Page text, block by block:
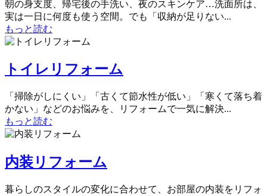
朝の身支度、帰宅後の手洗い、夜のスキンケア…洗面所は、
実は一日に何度も使う空間。でも「収納が足りない...
もっと読む
トイレリフォーム
「掃除がしにくい」「古くて節水性が低い」「寒くて落ち着
かない」などのお悩みを、リフォームで一気に解決...
もっと読む
内装リフォーム
暮らしのスタイルの変化に合わせて、お部屋の内装をリフォ